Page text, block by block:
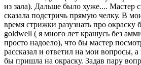
из зала). Дальше было хуже.... Мастер
сказала подстричь прямую челку. В
время стрижки разузнать про окраску
goldwell ( я много лет крашусь без
просто надоело), что бы мастер
рассказал и ответил на мои вопросы,
бы пришла на окраску. Задав пару